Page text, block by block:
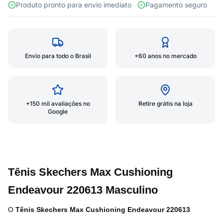
Produto pronto para envio imediato
Pagamento seguro
Envio para todo o Brasil +60 anos no mercado
+150 mil avaliações no
Google
Retire grátis na loja
Tênis Skechers Max Cushioning
Endeavour 220613 Masculino
O Tênis Skechers Max Cushioning Endeavour 220613